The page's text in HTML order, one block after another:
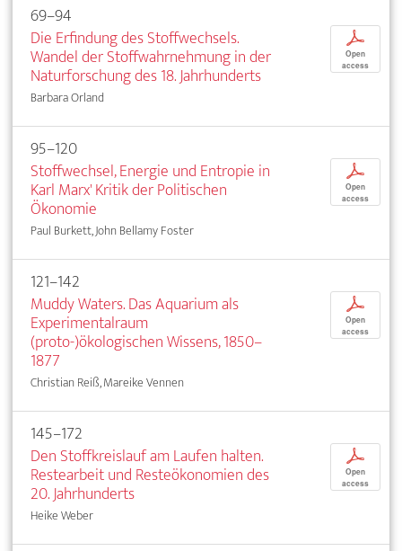
69–94
Die Erfindung des Stoffwechsels.
Wandel der Stoffwahrnehmung in der
Naturforschung des 18. Jahrhunderts
Barbara Orland
p
Open
access
95–120
Stoffwechsel, Energie und Entropie in
Karl Marx' Kritik der Politischen
Ökonomie
Paul Burkett, John Bellamy Foster
p
Open
access
121–142
Muddy Waters. Das Aquarium als
Experimentalraum
(proto-)ökologischen Wissens, 1850–
1877
Christian Reiß, Mareike Vennen
p
Open
access
145–172
Den Stoffkreislauf am Laufen halten.
Restearbeit und Resteökonomien des
20. Jahrhunderts
Heike Weber
p
Open
access